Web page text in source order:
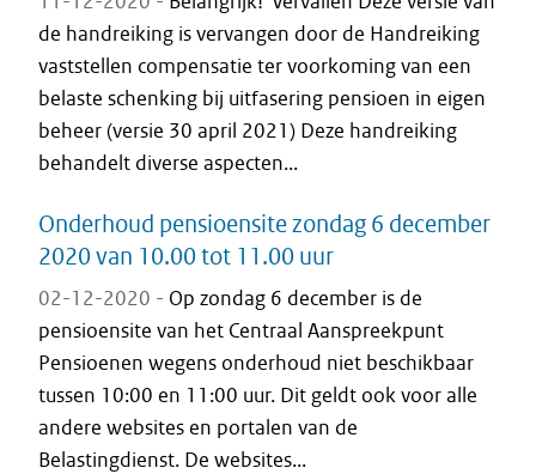
de handreiking is vervangen door de Handreiking
vaststellen compensatie ter voorkoming van een
belaste schenking bij uitfasering pensioen in eigen
beheer (versie 30 april 2021) Deze handreiking
behandelt diverse aspecten...
Onderhoud pensioensite zondag 6 december
2020 van 10.00 tot 11.00 uur
02-12-2020 - Op zondag 6 december is de
pensioensite van het Centraal Aanspreekpunt
Pensioenen wegens onderhoud niet beschikbaar
tussen 10:00 en 11:00 uur. Dit geldt ook voor alle
andere websites en portalen van de
Belastingdienst. De websites...